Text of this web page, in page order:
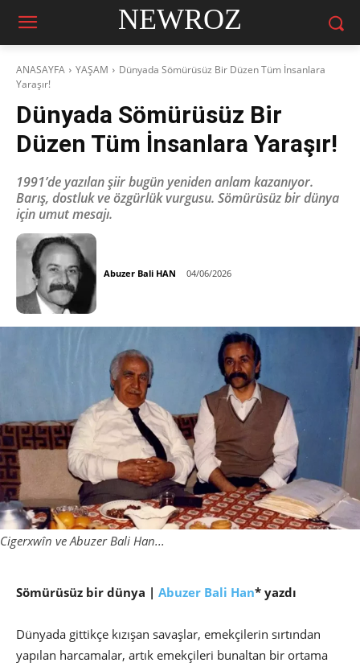
NEWROZ
ANASAYFA YAŞAM
Dünyada Sömürüsüz Bir Düzen Tüm İnsanlara
Yaraşır!
Dünyada Sömürüsüz Bir
Düzen Tüm İnsanlara Yaraşır!
1991’de yazılan şiir bugün yeniden anlam kazanıyor.
Barış, dostluk ve özgürlük vurgusu. Sömürüsüz bir dünya
için umut mesajı.
Abuzer Bali HAN 04/06/2026
Cigerxwîn ve Abuzer Bali Han...
Sömürüsüz bir dünya | Abuzer Bali Han* yazdı
Dünyada gittikçe kızışan savaşlar, emekçilerin sırtından
yapılan harcamalar, artık emekçileri bunaltan bir ortama